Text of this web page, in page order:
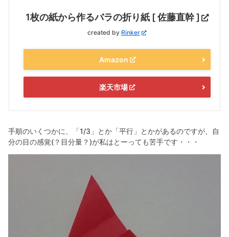
1枚の紙から作るバラの折り紙 [ 佐藤直幹 ]
created by Rinker
Amazon
楽天市場
手順のいくつかに、「1/3」とか「平行」とかがあるのですが、自
分の目の感覚(？目分量？)が私はとーっても苦手です・・・